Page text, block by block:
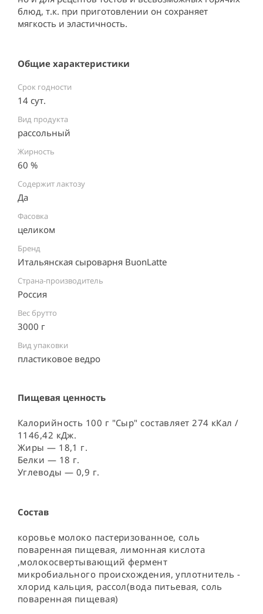
блюд, т.к. при приготовлении он сохраняет
мягкость и эластичность.
Общие характеристики
Срок годности
14 сут.
Вид продукта
рассольный
Жирность
60 %
Содержит лактозу
Да ⠀
Фасовка
целиком
Бренд
Итальянская сыроварня BuonLatte
Страна-производитель
Россия ⠀
Вес брутто
3000 г
Вид упаковки
пластиковое ведро ⠀
Пищевая ценность
Калорийность 100 г "Сыр" составляет 274 кКал /
1146,42 кДж.
Жиры — 18,1 г.
Белки — 18 г.
Углеводы — 0,9 г.
Состав
коровье молоко пастеризованное, соль
поваренная пищевая, лимонная кислота
,молокосвертывающий фермент
микробиального происхождения, уплотнитель -
хлорид кальция, рассол(вода питьевая, соль
поваренная пищевая)